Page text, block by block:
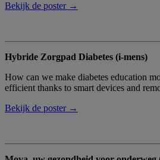
Bekijk de poster →
Hybride Zorgpad Diabetes (i-mens)
How can we make diabetes education
efficient thanks to smart devices and
Bekijk de poster →